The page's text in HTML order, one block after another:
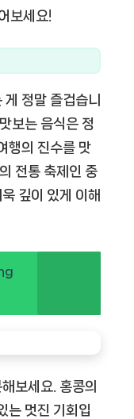
보세요!
정말 즐겁습니
보는 음식은 정
행의 진수를 맛
전통 축제인 중
깊이 있게 이해
보세요. 홍콩의
는 멋진 기회입